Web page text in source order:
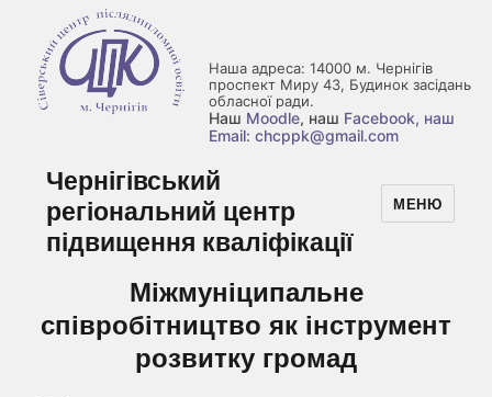
Наша адреса: 14000 м. Чернігів
проспект Миру 43, Будинок засідань
обласної ради.
Наш Moodle, наш Facebook, наш
Email: chcppk@gmail.com
Чернігівський
регіональний центр
підвищення кваліфікації
МЕНЮ
Міжмуніципальне
співробітництво як інструмент
розвитку громад